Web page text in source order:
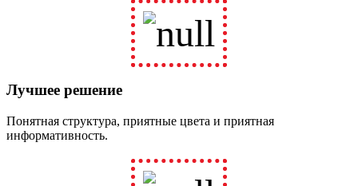
Лучшее решение
Понятная структура, приятные цвета и приятная
информативность.